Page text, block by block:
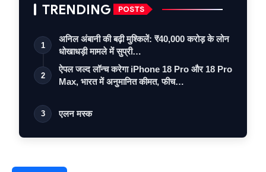
TRENDING POSTS
1
अनिल अंबानी की बढ़ी मुश्किलें: ₹40,000 करोड़ के लोन
धोखाधड़ी मामले में सुप्री…
2
ऐपल जल्द लॉन्च करेगा iPhone 18 Pro और 18 Pro
Max, भारत में अनुमानित कीमत, फीच…
3 एलन मस्क